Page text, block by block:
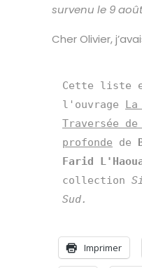
survenu le 9
Cher Olivier,
Cette liste
l'ouvrage
Traversée
profonde de
Farid
collection
Sud.
Imprimer